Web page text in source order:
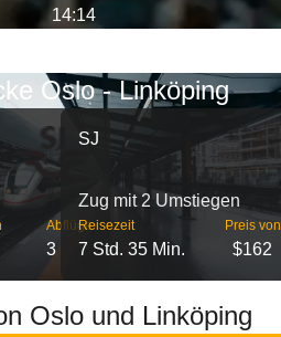
14:14
Oslo - Linköping
Abflüge
3
SJ
Zug mit 2 Umstiegen
Reisezeit
7 Std. 35 Min.
Preis von
$162
Oslo und Linköping